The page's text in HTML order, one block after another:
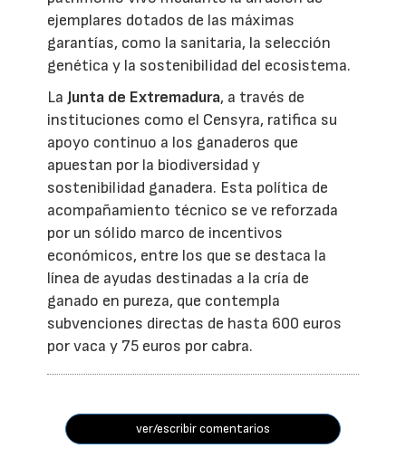
ejemplares dotados de las máximas
garantías, como la sanitaria, la selección
genética y la sostenibilidad del ecosistema.
La Junta de Extremadura, a través de
instituciones como el Censyra, ratifica su
apoyo continuo a los ganaderos que
apuestan por la biodiversidad y
sostenibilidad ganadera. Esta política de
acompañamiento técnico se ve reforzada
por un sólido marco de incentivos
económicos, entre los que se destaca la
línea de ayudas destinadas a la cría de
ganado en pureza, que contempla
subvenciones directas de hasta 600 euros
por vaca y 75 euros por cabra.
ver/escribir comentarios